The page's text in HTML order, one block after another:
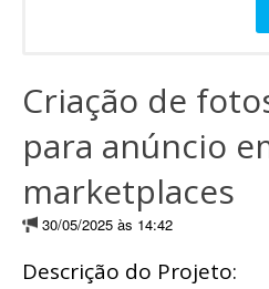
Criação de
para anúncio
marketplaces
30/05/2025 às 14:42
Descrição do Projeto: